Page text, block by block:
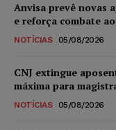
Anvisa prevê novas
e reforça combate
NOTÍCIAS 05/08/2026
CNJ extingue
máxima para
NOTÍCIAS 05/08/2026